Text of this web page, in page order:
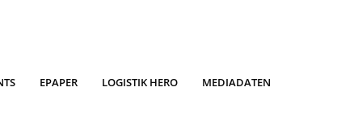
EPAPER LOGISTIK HERO MEDIADATEN